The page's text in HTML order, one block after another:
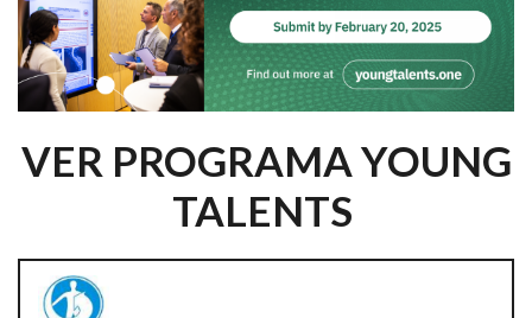
VER PROGRAMA YOUNG
TALENTS